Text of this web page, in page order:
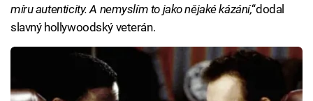
míru autenticity. A nemyslím to jako nějaké kázání,“dodal
slavný hollywoodský veterán.